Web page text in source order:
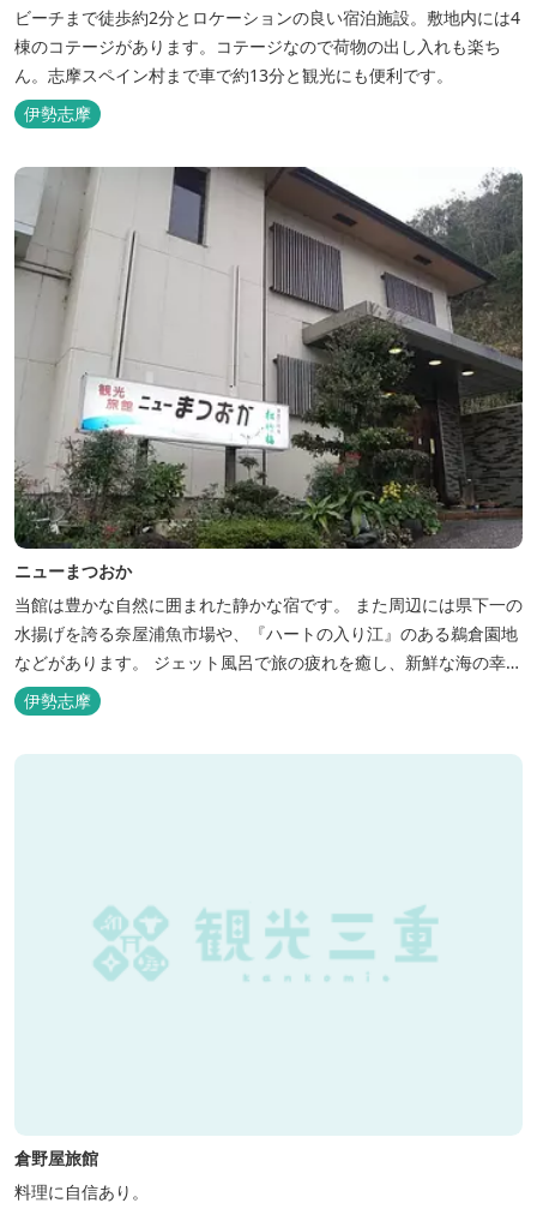
ビーチまで徒歩約2分とロケーションの良い宿泊施設。敷地内には4
棟のコテージがあります。コテージなので荷物の出し入れも楽ち
ん。志摩スペイン村まで車で約13分と観光にも便利です。
伊勢志摩
ニューまつおか
当館は豊かな自然に囲まれた静かな宿です。 また周辺には県下一の
水揚げを誇る奈屋浦魚市場や、『ハートの入り江』のある鵜倉園地
などがあります。 ジェット風呂で旅の疲れを癒し、新鮮な海の幸を
どうぞお楽しみください。 ゆったりと・・のんびりと・・くつろぎ
の時間がここにあります。
伊勢志摩
倉野屋旅館
料理に自信あり。